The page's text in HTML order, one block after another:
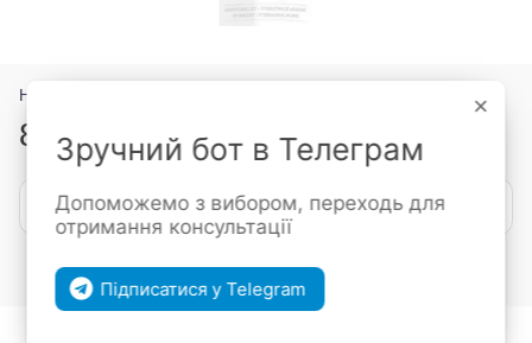
Немає в наявності
899 грн
Повідомити, коли з'явиться
Увійтидля відображення накопичувальної знижки
Зручний бот в Телеграм
Допоможемо з вибором, переходь для
отримання консультації
Підписатися у Telegram
×